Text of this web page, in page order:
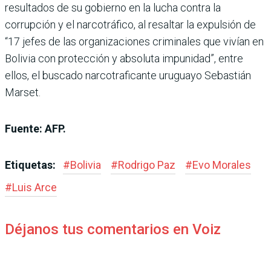
resultados de su gobierno en la lucha contra la
corrupción y el narcotráfico, al resaltar la expulsión de
“17 jefes de las organizaciones criminales que vivían en
Bolivia con protección y absoluta impunidad”, entre
ellos, el buscado narcotraficante uruguayo Sebastián
Marset.
Fuente: AFP.
Etiquetas: #Bolivia #Rodrigo Paz #Evo Morales
#Luis Arce
Déjanos tus comentarios en Voiz